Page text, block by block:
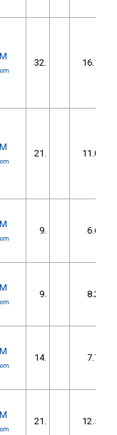
32. 16.15
21. 11.04
9. 6.67
9. 8.25
14. 7.78
21. 12.53